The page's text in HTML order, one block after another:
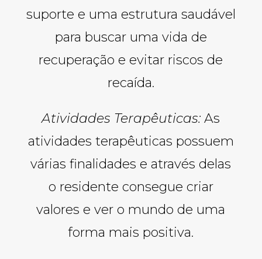
suporte e uma estrutura saudável
para buscar uma vida de
recuperação e evitar riscos de
recaída.
Atividades Terapêuticas: As
atividades terapêuticas possuem
várias finalidades e através delas
o residente consegue criar
valores e ver o mundo de uma
forma mais positiva.